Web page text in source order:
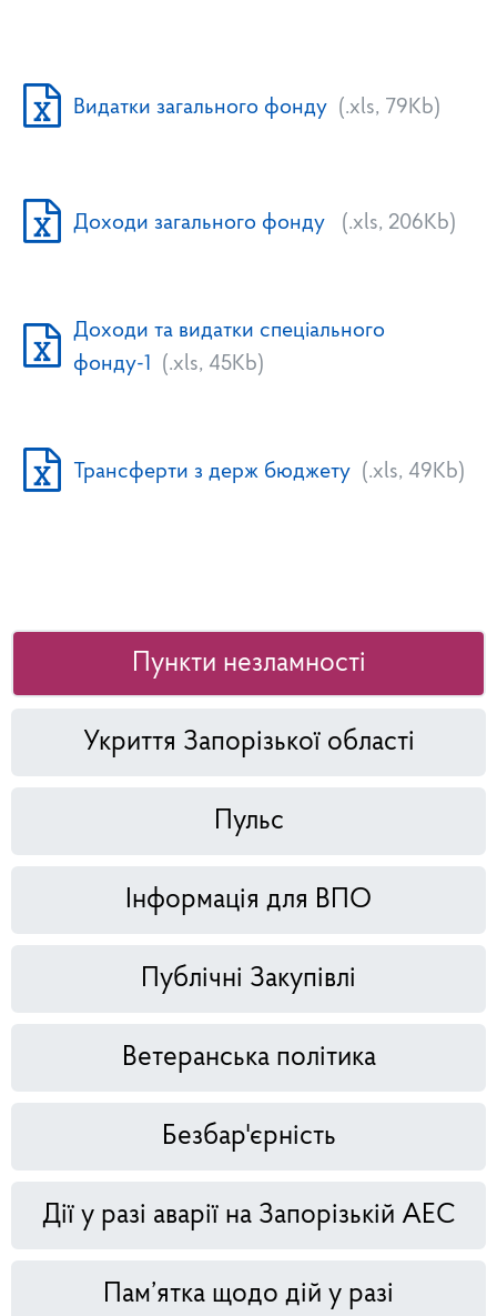
Видатки загального фонду (.xls, 79Kb)
Доходи загального фонду (.xls, 206Kb)
Доходи та видатки спеціального
фонду-1 (.xls, 45Kb)
Трансферти з держ бюджету (.xls, 49Kb)
Пункти незламності
Укриття Запорізької області
Пульс
Інформація для ВПО
Публічні Закупівлі
Ветеранська політика
Безбар'єрність
Дії у разі аварії на Запорізькій АЕС
Пам’ятка щодо дій у разі